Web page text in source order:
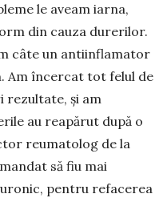
le aveam iarna,
din cauza durerilor.
câte un antiin­flamator
Am încercat tot felul de
rezultate, și am
au reapărut după o
reumatolog de la
să fiu mai
pentru refa­cerea